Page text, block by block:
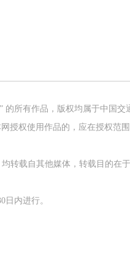
的所有作品，版权均属于中国
授权使用作品的，应在授权范
转载自其他媒体，转载目的在
内进行。